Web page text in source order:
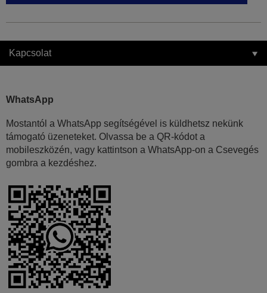
Kapcsolat
WhatsApp
Mostantól a WhatsApp segítségével is küldhetsz nekünk
támogató üzeneteket. Olvassa be a QR-kódot a
mobileszközén, vagy kattintson a WhatsApp-on a Csevegés
gombra a kezdéshez.